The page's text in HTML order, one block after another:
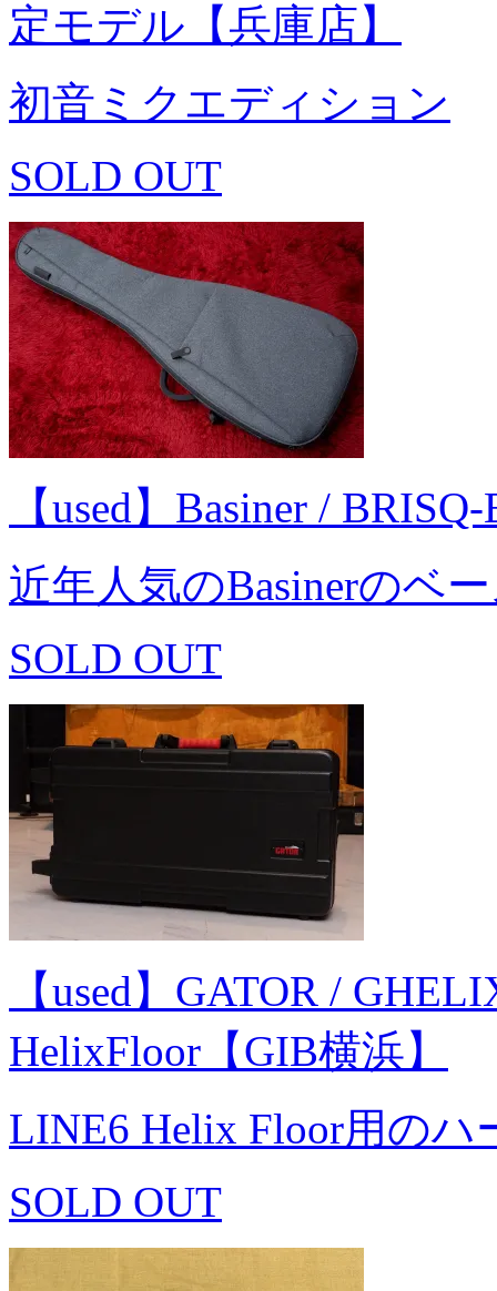
定モデル【兵庫店】
初音ミクエディション
SOLD OUT
【used】Basiner /
近年人気のBasinerのベ
SOLD OUT
【used】GATOR /
HelixFloor【GIB横浜】
LINE6 Helix Floor用のハ
SOLD OUT